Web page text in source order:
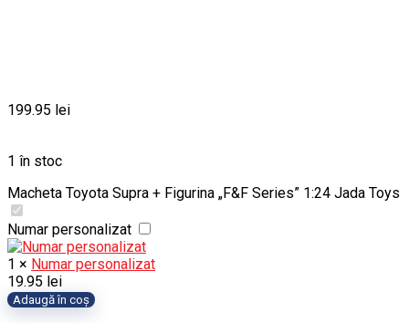
199.95 lei
1 în stoc
Macheta Toyota Supra + Figurina „F&F Series” 1:24 Jada Toys
Numar personalizat
1 × Numar personalizat
19.95 lei
Cantitate
Adaugă în coș